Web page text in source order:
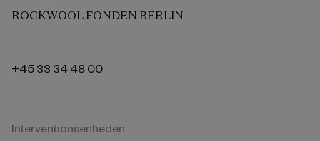
ROCKWOOL FONDEN BERLIN
+45 33 34 48 00
Interventionsenheden